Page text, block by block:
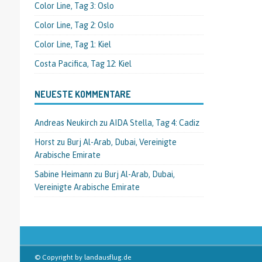
Color Line, Tag 3: Oslo
Color Line, Tag 2: Oslo
Color Line, Tag 1: Kiel
Costa Pacifica, Tag 12: Kiel
NEUESTE KOMMENTARE
Andreas Neukirch zu AIDA Stella, Tag 4: Cadiz
Horst zu Burj Al-Arab, Dubai, Vereinigte
Arabische Emirate
Sabine Heimann zu Burj Al-Arab, Dubai,
Vereinigte Arabische Emirate
© Copyright by landausflug.de